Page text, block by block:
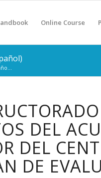
Online Course
DEL
DEL
DE